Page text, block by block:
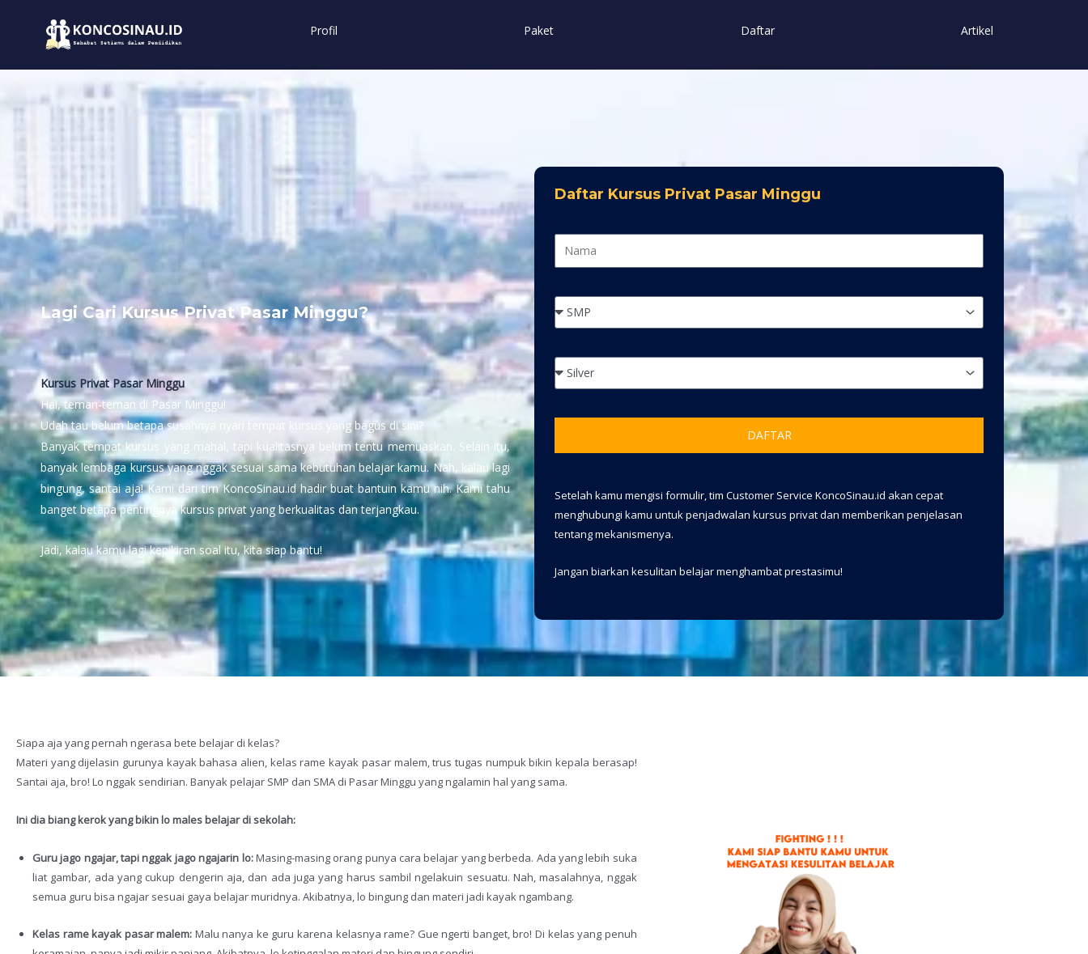
Profil Paket Daftar Artikel
Lagi Cari Kursus Privat Pasar Minggu?
Kursus Privat Pasar Minggu
Hai, teman-teman di Pasar Minggu!
Udah tau belum betapa susahnya nyari tempat kursus yang bagus di sini?
Banyak tempat kursus yang mahal, tapi kualitasnya belum tentu memuaskan. Selain itu,
banyak lembaga kursus yang nggak sesuai sama kebutuhan belajar kamu. Nah, kalau lagi
bingung, santai aja! Kami dari tim KoncoSinau.id hadir buat bantuin kamu nih. Kami tahu
banget betapa pentingnya kursus privat yang berkualitas dan terjangkau.
Jadi, kalau kamu lagi kepikiran soal itu, kita siap bantu!
Daftar Kursus Privat Pasar Minggu
DAFTAR
Setelah kamu mengisi formulir, tim Customer Service KoncoSinau.id akan cepat
menghubungi kamu untuk penjadwalan kursus privat dan memberikan penjelasan
tentang mekanismenya.
Jangan biarkan kesulitan belajar menghambat prestasimu!
Siapa aja yang pernah ngerasa bete belajar di kelas?
Materi yang dijelasin gurunya kayak bahasa alien, kelas rame kayak pasar malem, trus tugas numpuk bikin kepala berasap!
Santai aja, bro! Lo nggak sendirian. Banyak pelajar SMP dan SMA di Pasar Minggu yang ngalamin hal yang sama.
Ini dia biang kerok yang bikin lo males belajar di sekolah:
Guru jago ngajar, tapi nggak jago ngajarin lo:Masing-masing orang punya cara belajar yang berbeda. Ada yang lebih suka
liat gambar, ada yang cukup dengerin aja, dan ada juga yang harus sambil ngelakuin sesuatu. Nah, masalahnya, nggak
semua guru bisa ngajar sesuai gaya belajar muridnya. Akibatnya, lo bingung dan materi jadi kayak ngambang.
Kelas rame kayak pasar malem: Malu nanya ke guru karena kelasnya rame? Gue ngerti banget, bro! Di kelas yang penuh